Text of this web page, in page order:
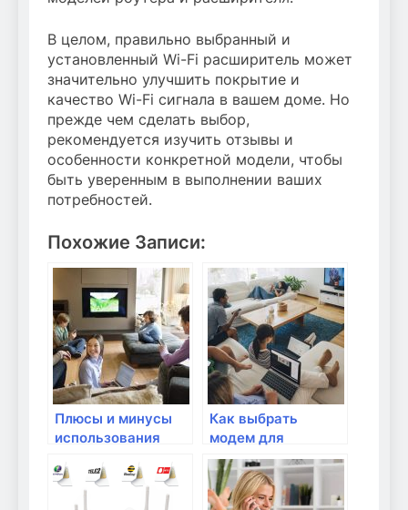
В целом, правильно выбранный и
установленный Wi-Fi расширитель может
значительно улучшить покрытие и
качество Wi-Fi сигнала в вашем доме. Но
прежде чем сделать выбор,
рекомендуется изучить отзывы и
особенности конкретной модели, чтобы
быть уверенным в выполнении ваших
потребностей.
Похожие Записи:
Плюсы и минусы
использования
Как выбрать
модем для
использования в
домашней сети?